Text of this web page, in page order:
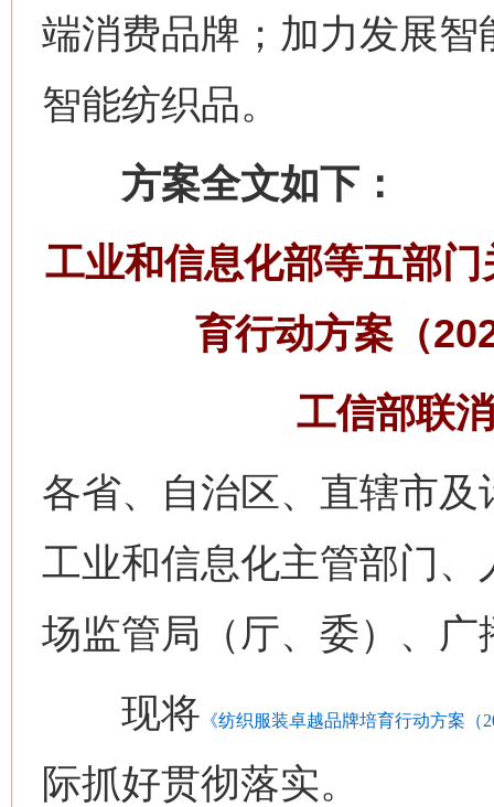
端消费品牌；加力发展
智能纺织品。
方案全文如下：
工业和信息化部等五部
育行动方案（
工信部联
各省、自治区、直辖市
工业和信息化主管部门
场监管局（厅、委）、
现将 《纺织服装卓越品牌培育行动方案（
际抓好贯彻落实。
网上购药对药下症？
这是一记警钟！ 谢